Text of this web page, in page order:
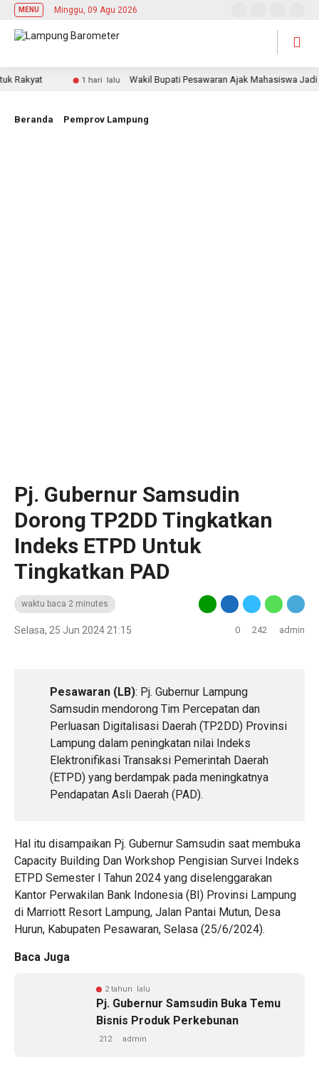
MENU Minggu, 09 Agu 2026
1 hari lalu Wakil Bupati Pesawaran Ajak Mahasiswa Jadi
Beranda Pemprov Lampung
Pj. Gubernur Samsudin
Dorong TP2DD Tingkatkan
Indeks ETPD Untuk
Tingkatkan PAD
waktu baca 2 minutes
Selasa, 25 Jun 2024 21:15 0 242 admin
Pesawaran (LB): Pj. Gubernur Lampung
Samsudin mendorong Tim Percepatan dan
Perluasan Digitalisasi Daerah (TP2DD) Provinsi
Lampung dalam peningkatan nilai Indeks
Elektronifikasi Transaksi Pemerintah Daerah
(ETPD) yang berdampak pada meningkatnya
Pendapatan Asli Daerah (PAD).
Hal itu disampaikan Pj. Gubernur Samsudin saat membuka
Capacity Building Dan Workshop Pengisian Survei Indeks
ETPD Semester I Tahun 2024 yang diselenggarakan
Kantor Perwakilan Bank Indonesia (BI) Provinsi Lampung
di Marriott Resort Lampung, Jalan Pantai Mutun, Desa
Hurun, Kabupaten Pesawaran, Selasa (25/6/2024).
Baca Juga
2 tahun lalu
Pj. Gubernur Samsudin Buka Temu
Bisnis Produk Perkebunan
212 admin